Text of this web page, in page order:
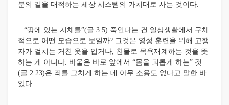
분의 길을 대적하는 세상 시스템의 가치대로 사는 것이다.
“땅에 있는 지체를”(골 3:5) 죽인다는 건 일상생활에서 구체
적으로 어떤 모습으로 보일까? 그것은 영성 훈련을 위해 고행
자가 걸치는 거친 옷을 입거나, 찬물로 목욕재계하는 것을 뜻
하는 게 아니다. 바울은 바로 앞에서 “몸을 괴롭게 하는” 것
(골 2:23)은 죄를 그치게 하는 데 아무 소용도 없다고 말한 바
있다.